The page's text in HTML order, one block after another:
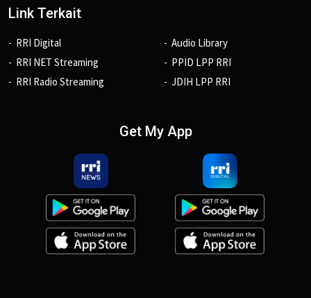
Link Terkait
RRI Digital
RRI NET Streaming
RRI Radio Streaming
Audio Library
PPID LPP RRI
JDIH LPP RRI
Get My App